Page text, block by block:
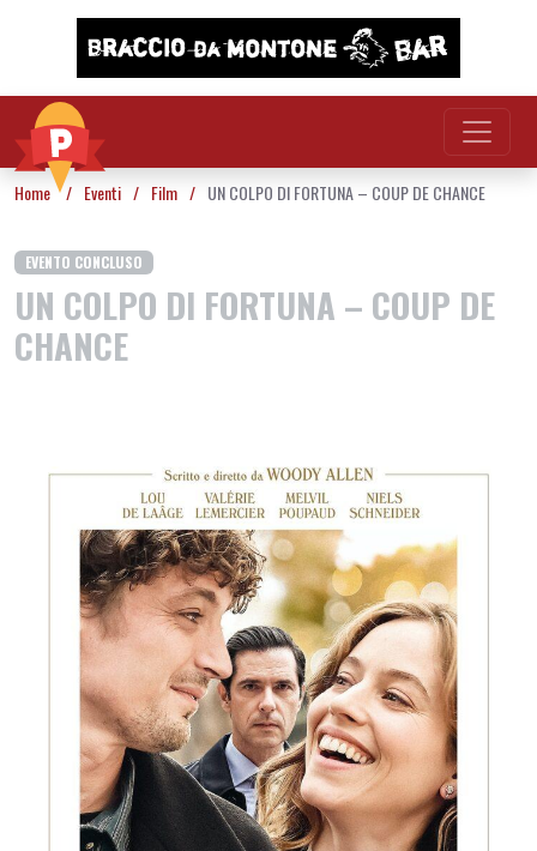
Vai al contenuto
Home / Eventi / Film / UN COLPO DI FORTUNA – COUP DE CHANCE
EVENTO CONCLUSO
UN COLPO DI FORTUNA – COUP DE
CHANCE